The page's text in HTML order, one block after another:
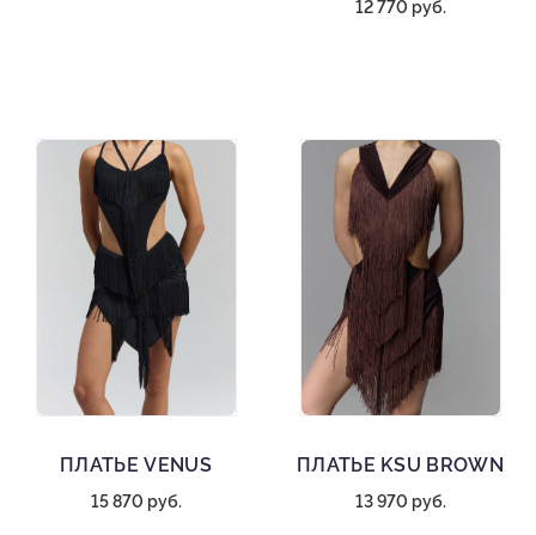
12 770 руб.
ПЛАТЬЕ VENUS
15 870 руб.
ПЛАТЬЕ KSU BROWN
13 970 руб.